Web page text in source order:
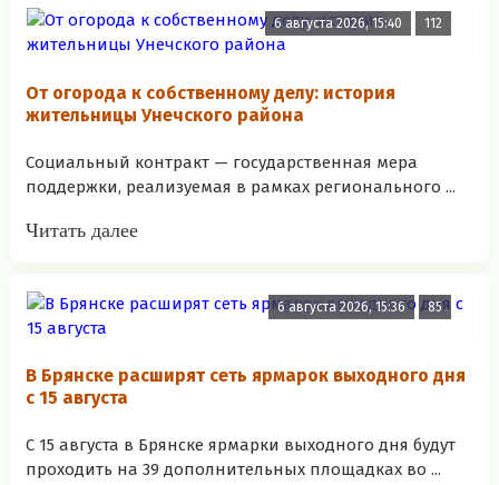
6 августа 2026, 15:40 112
От огорода к собственному делу: история
жительницы Унечского района
Социальный контракт — государственная мера
поддержки, реализуемая в рамках регионального ...
Читать далее
6 августа 2026, 15:36 85
В Брянске расширят сеть ярмарок выходного дня
с 15 августа
С 15 августа в Брянске ярмарки выходного дня будут
проходить на 39 дополнительных площадках во ...